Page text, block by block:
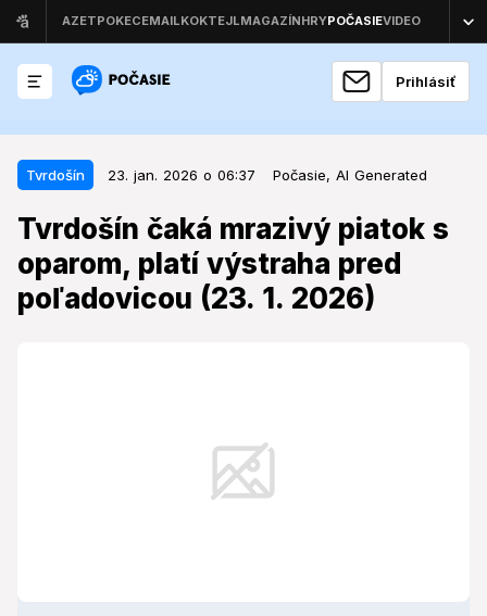
Prihlásiť
Tvrdošín 23. jan. 2026 o 06:37 Počasie, AI Generated
Tvrdošín čaká mrazivý piatok s
oparom, platí výstraha pred
poľadovicou (23. 1. 2026)
Tvrdošín 23. jan. 2026 o 06:37
Tvrdošín čaká mrazivý piatok s
oparom, platí výstraha pred
poľadovicou (23. 1. 2026)